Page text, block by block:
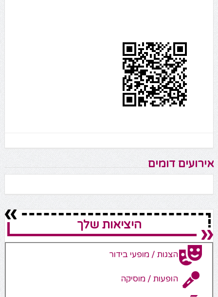
אירועים דומים
היציאות שלך
הצגות / מופעי בידור
הופעות / מוסיקה